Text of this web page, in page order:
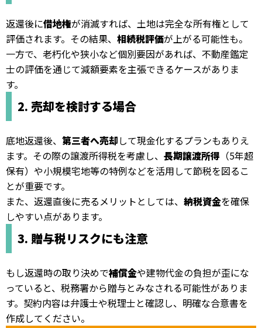
返還後に借地権が消滅すれば、土地は完全な所有権として
評価されます。その結果、 相続税評価が上がる可能性も。
一方で、老朽化や狭小など個別要因があれば、不動産鑑定
士の評価を通じて減額要素を主張できるケースがありま
す。
2. 売却を検討する場合
底地返還後、 第三者へ売却して現金化するプランもありえ
ます。その際の譲渡所得税を考慮し、 長期譲渡所得 （5年超
保有）や小規模宅地等の特例などを活用して節税を図るこ
とが重要です。
また、返還直後に売るメリットとしては、 納税資金を確保
しやすい点があります。
3. 贈与税リスクにも注意
もし返還時の取り決めで補償金や建物代金の負担が歪にな
っていると、税務署から贈与とみなされる可能性がありま
す。契約内容は弁護士や税理士と確認し、明確な合意書を
作成してください。